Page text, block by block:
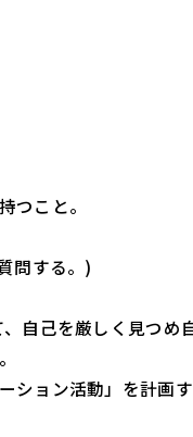
つこと。
問する。)
己を厳しく見つめ
ション活動」を計画す